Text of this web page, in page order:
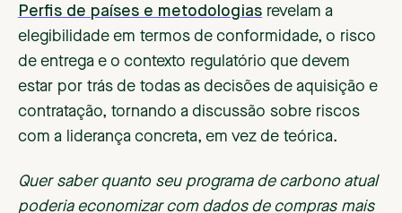
Perfis de países e metodologias revelam a
elegibilidade em termos de conformidade, o risco
de entrega e o contexto regulatório que devem
estar por trás de todas as decisões de aquisição e
contratação, tornando a discussão sobre riscos
com a liderança concreta, em vez de teórica.
Quer saber quanto seu programa de carbono atual
poderia economizar com dados de compras mais